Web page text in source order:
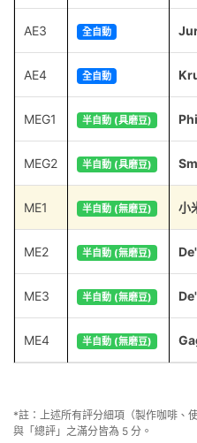
AE3 全自動
AE4 全自動
MEG1 半自動 (具磨豆)
MEG2 半自動 (具磨豆)
ME1 半自動 (無磨豆) 小
ME2 半自動 (無磨豆)
ME3 半自動 (無磨豆)
ME4 半自動 (無磨豆)
*註：上述所有評分細項（製作咖啡、
與「總評」之滿分皆為 5 分。